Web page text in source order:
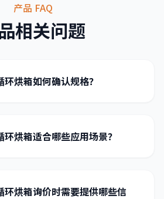
产品 FAQ
相关问题
烘箱如何确认规格？
烘箱适合哪些应用场景？
环烘箱询价时需要提供哪些信